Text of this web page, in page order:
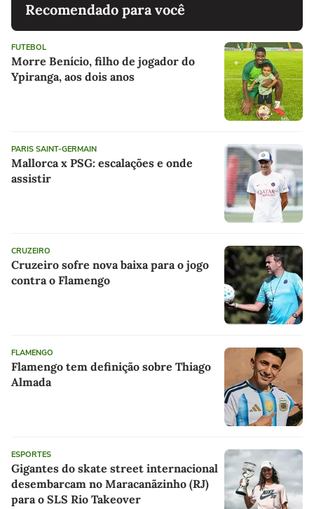
Recomendado para você
FUTEBOL
Morre Benício, filho de jogador do
Ypiranga, aos dois anos
PARIS SAINT-GERMAIN
Mallorca x PSG: escalações e onde
assistir
CRUZEIRO
Cruzeiro sofre nova baixa para o jogo
contra o Flamengo
FLAMENGO
Flamengo tem definição sobre Thiago
Almada
ESPORTES
Gigantes do skate street internacional
desembarcam no Maracanãzinho (RJ)
para o SLS Rio Takeover